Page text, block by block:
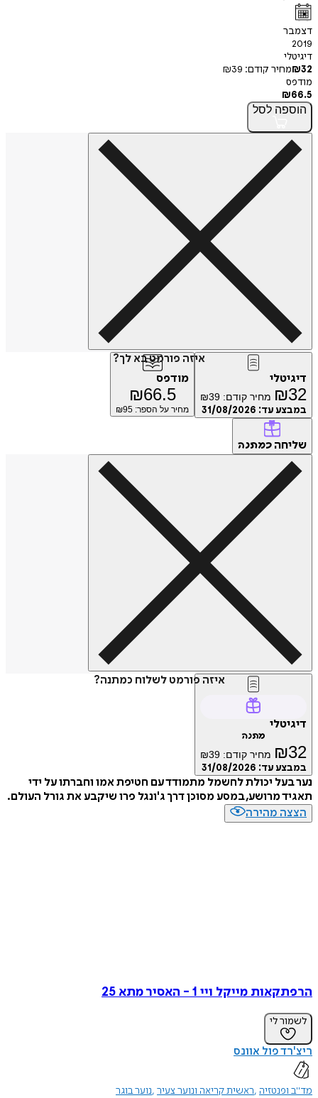
דצמבר
2019
דיגיטלי
₪32 מחיר קודם: ₪39
מודפס
₪66.5
הוספה לסל
איזה פורמט בא לך?
דיגיטלי
₪32 מחיר קודם: ₪39
במבצע עד: 31/08/2026
מודפס
₪66.5
מחיר על הספר: ₪ 95
שליחה כמתנה
איזה פורמט לשלוח כמתנה?
דיגיטלי
מתנה
₪32 מחיר קודם: ₪39
במבצע עד: 31/08/2026
נער בעל יכולת לחשמל מתמודד עם חטיפת אמו וחברתו על ידי
תאגיד מרושע, במסע מסוכן דרך ג'ונגל פרו שיקבע את גורל העולם.
הצצה מהירה
הרפתקאות מייקל ויי 1 - האסיר מתא 25
לשמור לי
ריצ'רד פול אוונס
מד"ב ופנטזיה ראשית קריאה ונוער צעיר נוער בוגר